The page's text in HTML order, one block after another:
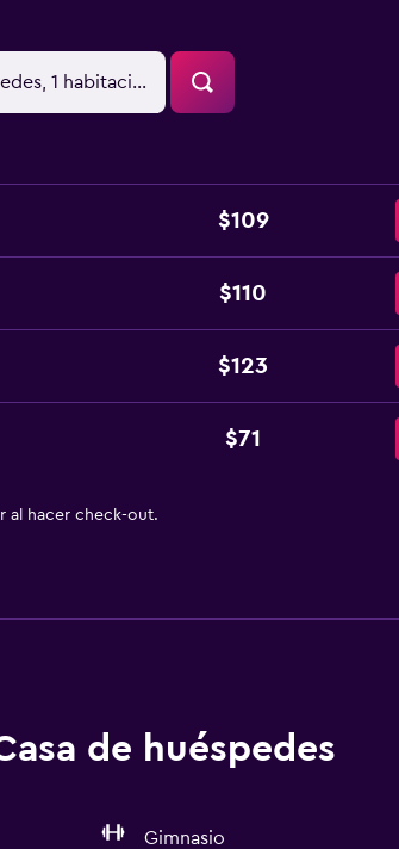
1 habitación
$109
$110
$123
$71
al hacer check-out.
de huéspedes
Gimnasio